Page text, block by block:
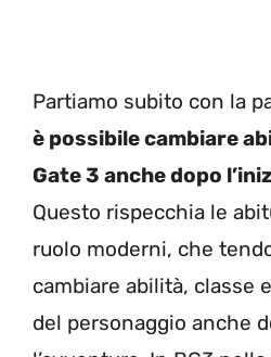
Partiamo subito con la
è possibile cambiare
Gate 3 anche dopo
Questo rispecchia le
ruolo moderni, che
cambiare abilità, classe
del personaggio anche